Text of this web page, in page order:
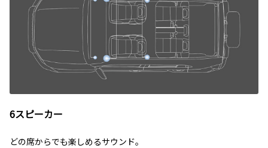
6スピーカー
どの席からでも楽しめるサウンド。